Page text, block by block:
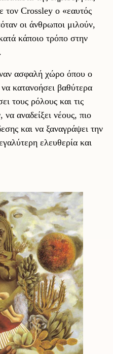
τον Crossley ο «εαυτός
οι άνθρωποι μιλούν,
κάποιο τρόπο στην
ασφαλή χώρο όπου ο
κατανοήσει βαθύτερα
τους ρόλους και τις
να αναδείξει νέους, πιο
και να ξαναγράψει την
ελευθερία και